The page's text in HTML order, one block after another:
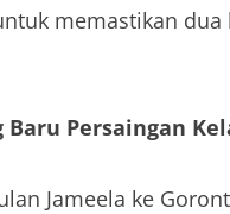
memastikan
Persaingan
Jameela ke